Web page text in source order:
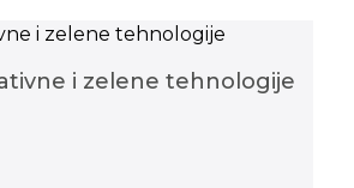
i zelene tehnologije